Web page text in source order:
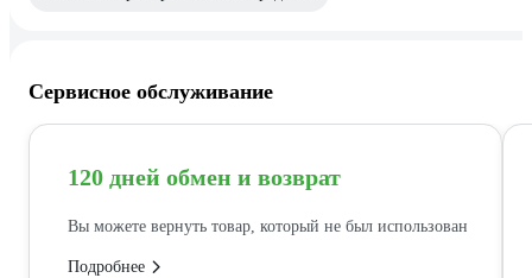
Сервисное обслуживание
120 дней обмен и возврат
Вы можете вернуть товар, который не был использован
Подробнее